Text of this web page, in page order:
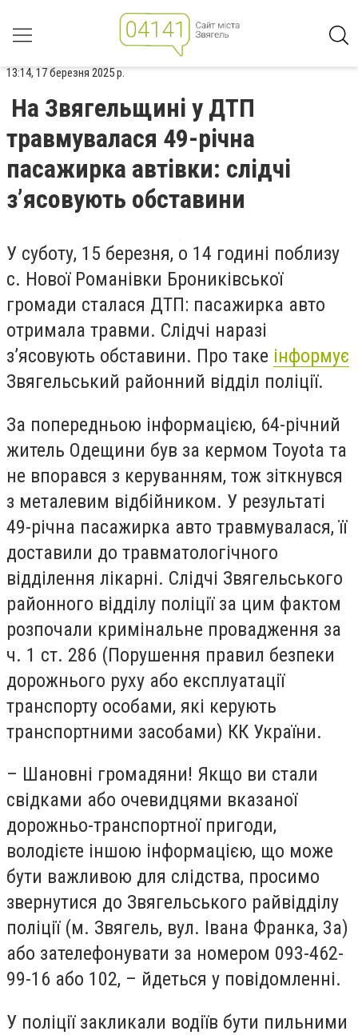
13:14, 17 березня 2025 р.
На Звягельщині у ДТП
травмувалася 49-річна
пасажирка автівки: слідчі
з’ясовують обставини
У суботу, 15 березня, о 14 годині поблизу
с. Нової Романівки Брониківської
громади сталася ДТП: пасажирка авто
отримала травми. Слідчі наразі
з’ясовують обставини. Про таке інформує
Звягельський районний відділ поліції.
За попередньою інформацією, 64-річний
житель Одещини був за кермом Toyota та
не впорався з керуванням, тож зіткнувся
з металевим відбійником. У результаті
49-річна пасажирка авто травмувалася, її
доставили до травматологічного
відділення лікарні. Слідчі Звягельського
районного відділу поліції за цим фактом
розпочали кримінальне провадження за
ч. 1 ст. 286 (Порушення правил безпеки
дорожнього руху або експлуатації
транспорту особами, які керують
транспортними засобами) КК України.
– Шановні громадяни! Якщо ви стали
свідками або очевидцями вказаної
дорожньо-транспортної пригоди,
володієте іншою інформацією, що може
бути важливою для слідства, просимо
звернутися до Звягельського райвідділу
поліції (м. Звягель, вул. Івана Франка, 3а)
або зателефонувати за номером 093-462-
99-16 або 102, – йдеться у повідомленні.
У поліції закликали водіїв бути пильними